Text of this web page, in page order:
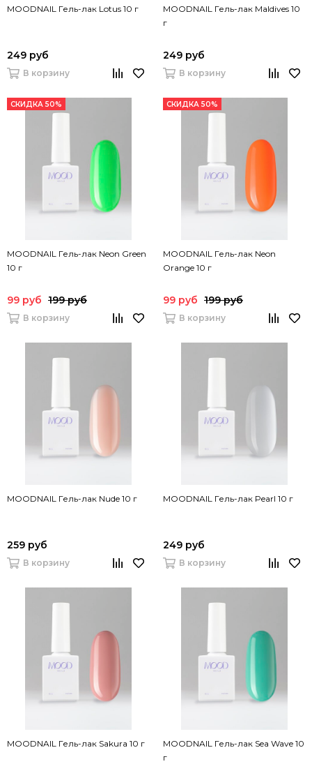
MOODNAIL Гель-лак Lotus 10 г
249 руб
В корзину
MOODNAIL Гель-лак Maldives 10
г
249 руб
В корзину
СКИДКА 50%
MOODNAIL Гель-лак Neon Green
10 г
99 руб 199 руб
В корзину
СКИДКА 50%
MOODNAIL Гель-лак Neon
Orange 10 г
99 руб 199 руб
В корзину
MOODNAIL Гель-лак Nude 10 г
259 руб
В корзину
MOODNAIL Гель-лак Pearl 10 г
249 руб
В корзину
MOODNAIL Гель-лак Sakura 10 г
MOODNAIL Гель-лак Sea Wave 10
г